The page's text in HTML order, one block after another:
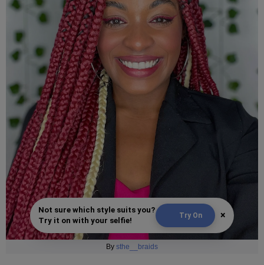
Not sure which style suits you?
Try it on with your selfie!
Try On ×
By sthe__braids